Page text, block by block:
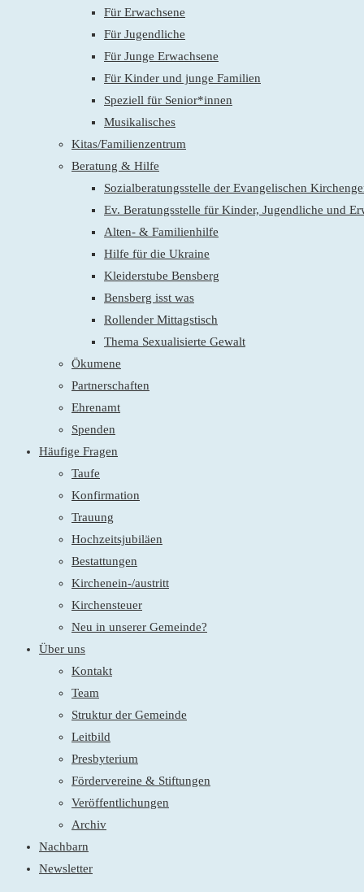
Für Erwachsene
Für Jugendliche
Für Junge Erwachsene
Für Kinder und junge Familien
Speziell für Senior*innen
Musikalisches
Kitas/Familienzentrum
Beratung & Hilfe
Sozialberatungsstelle der Evangelischen
Ev. Beratungsstelle für Kinder, Jugendliche und
Alten- & Familienhilfe
Hilfe für die Ukraine
Kleiderstube Bensberg
Bensberg isst was
Rollender Mittagstisch
Thema Sexualisierte Gewalt
Ökumene
Partnerschaften
Ehrenamt
Spenden
Häufige Fragen
Taufe
Konfirmation
Trauung
Hochzeitsjubiläen
Bestattungen
Kirchenein-/austritt
Kirchensteuer
Neu in unserer Gemeinde?
Über uns
Kontakt
Team
Struktur der Gemeinde
Leitbild
Presbyterium
Fördervereine & Stiftungen
Veröffentlichungen
Archiv
Nachbarn
Newsletter